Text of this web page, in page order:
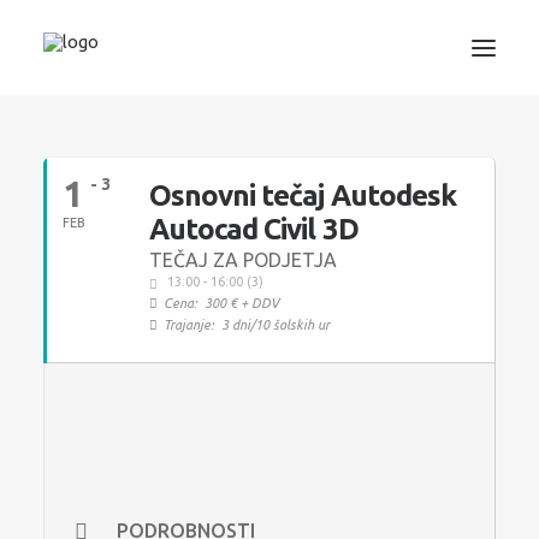
3D TISKANJE
PROJEKTIRANJE
STROJNIŠTVO
1
FEB
- 3
Osnovni tečaj Autodesk
Autocad Civil 3D
TEČAJ ZA PODJETJA
13:00 - 16:00 (3)
Cena:
300 € + DDV
Trajanje:
3 dni/10 šolskih ur
PODROBNOSTI